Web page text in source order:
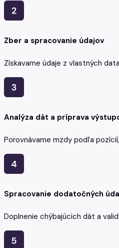
Zber a spracovanie údajov
Získavame údaje z vlastných
Analýza dát a príprava
Porovnávame mzdy podľa
Spracovanie dodatočných
Doplnenie chýbajúcich dát a